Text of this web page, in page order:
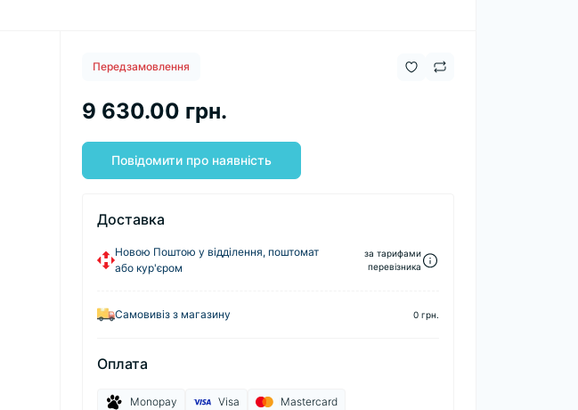
Передзамовлення
9 630.00 грн.
Повідомити про наявність
Доставка
Новою Поштою у відділення, поштомат
або кур'єром
за тарифами
перевізника
Самовивіз з магазину 0 грн.
Оплата
Monopay Visa
Mastercard